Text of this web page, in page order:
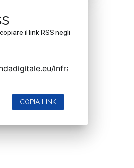
il link RSS negli
COPIA LINK